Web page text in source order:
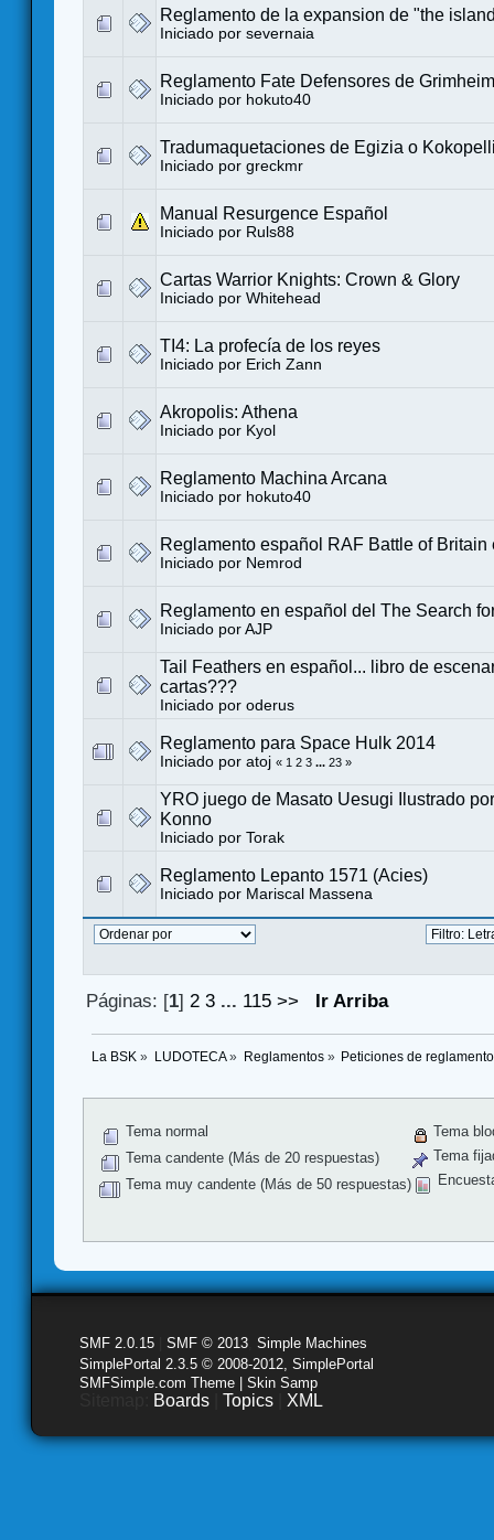
Reglamento de la expansion de "the
Iniciado por severnaia
Reglamento Fate Defensores de Grimheim
Iniciado por hokuto40
Tradumaquetaciones de Egizia o
Iniciado por greckmr
Manual Resurgence Español
Iniciado por Ruls88
Cartas Warrior Knights: Crown & Glory
Iniciado por Whitehead
TI4: La profecía de los reyes
Iniciado por Erich Zann
Akropolis: Athena
Iniciado por Kyol
Reglamento Machina Arcana
Iniciado por hokuto40
Reglamento español RAF Battle of Britain
Iniciado por Nemrod
Reglamento en español del The Search
Iniciado por AJP
Tail Feathers en español... libro de
cartas???
Iniciado por oderus
Reglamento para Space Hulk 2014
Iniciado por atoj « 1 2 3 ... 23 »
YRO juego de Masato Uesugi Ilustrado
Konno
Iniciado por Torak
Reglamento Lepanto 1571 (Acies)
Iniciado por Mariscal Massena
Páginas: [1] 2 3 ... 115 >> Ir Arriba
La BSK » LUDOTECA» Reglamentos» Peticiones de
Tema normal
Tema candente (Más de 20 respuestas)
Tema muy candente (Más de 50 respuestas)
Tema
Tema
SMF 2.0.15 SMF © 2013 Simple Machines
SimplePortal 2.3.5 © 2008-2012, SimplePortal
SMFSimple.com Theme | Skin Samp
Boards Topics XML